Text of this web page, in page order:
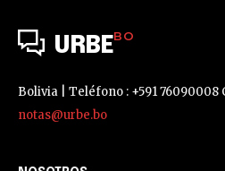
URBEBO
Bolivia | Teléfono : +591 76090008
notas@urbe.bo